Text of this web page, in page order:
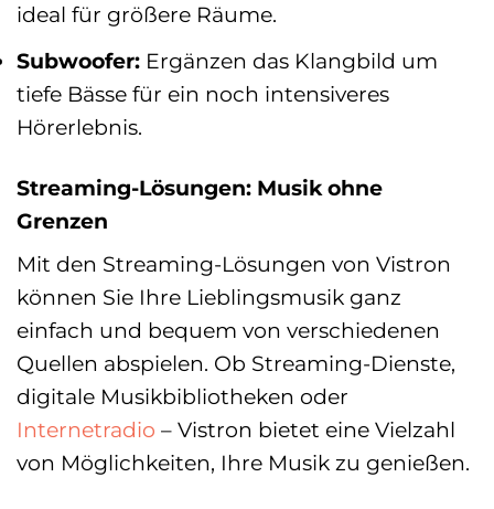
ideal für größere Räume.
Subwoofer: Ergänzen das Klangbild um
tiefe Bässe für ein noch intensiveres
Hörerlebnis.
Streaming-Lösungen: Musik ohne
Grenzen
Mit den Streaming-Lösungen von Vistron
können Sie Ihre Lieblingsmusik ganz
einfach und bequem von verschiedenen
Quellen abspielen. Ob Streaming-Dienste,
digitale Musikbibliotheken oder
Internetradio – Vistron bietet eine Vielzahl
von Möglichkeiten, Ihre Musik zu genießen.